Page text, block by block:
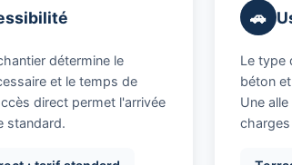
détermine le
et le temps de
direct permet l'arrivée
standard.
🚗
Le type
béton
Une